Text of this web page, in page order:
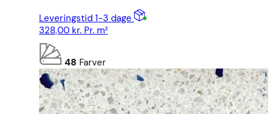
Leveringstid 1-3 dage
328,00 kr. Pr. m²
48 Farver